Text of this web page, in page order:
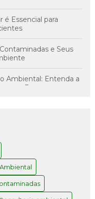
é Essencial para
e Seus
Ambiental: Entenda a
sua Empresa
e Quais os